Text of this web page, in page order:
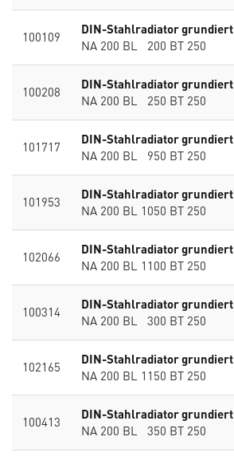
100109 DIN-Stahlradiator grundiert
NA 200 BL 200 BT 250
100208 DIN-Stahlradiator grundiert
NA 200 BL 250 BT 250
101717 DIN-Stahlradiator grundiert
NA 200 BL 950 BT 250
101953 DIN-Stahlradiator grundiert
NA 200 BL 1050 BT 250
102066 DIN-Stahlradiator grundiert
NA 200 BL 1100 BT 250
100314 DIN-Stahlradiator grundiert
NA 200 BL 300 BT 250
102165 DIN-Stahlradiator grundiert
NA 200 BL 1150 BT 250
100413 DIN-Stahlradiator grundiert
NA 200 BL 350 BT 250